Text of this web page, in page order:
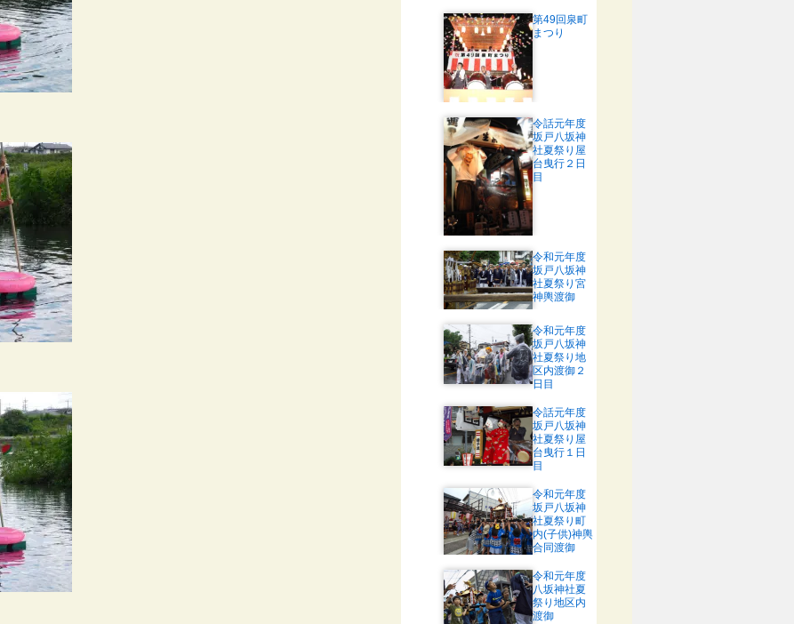
第49回泉町
まつり
令話元年度
坂戸八坂神
社夏祭り屋
台曳行２日
目
令和元年度
坂戸八坂神
社夏祭り宮
神輿渡御
令和元年度
坂戸八坂神
社夏祭り地
区内渡御２
日目
令話元年度
坂戸八坂神
社夏祭り屋
台曳行１日
目
令和元年度
坂戸八坂神
社夏祭り町
内(子供)神輿
合同渡御
令和元年度
八坂神社夏
祭り地区内
渡御